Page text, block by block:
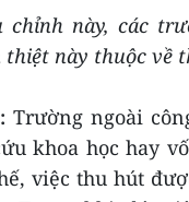
chỉnh này, các
này thuộc về
Trường ngoài
khoa học hay
việc thu hút